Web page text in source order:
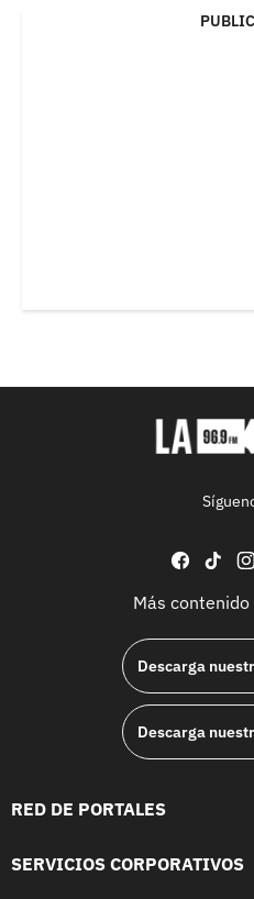
facebook
Más contenido
Descarga
Descarga
RED DE PORTALES
SERVICIOS CORPORATIVOS